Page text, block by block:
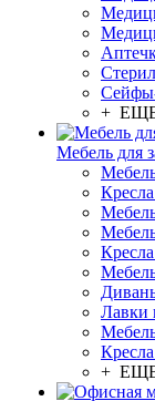
+
Мебель для
Лавки
+